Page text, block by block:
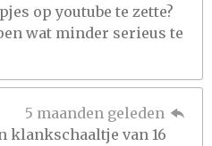
op youtube te zette?
wat minder serieus te
5 maanden geleden
klankschaaltje van 16